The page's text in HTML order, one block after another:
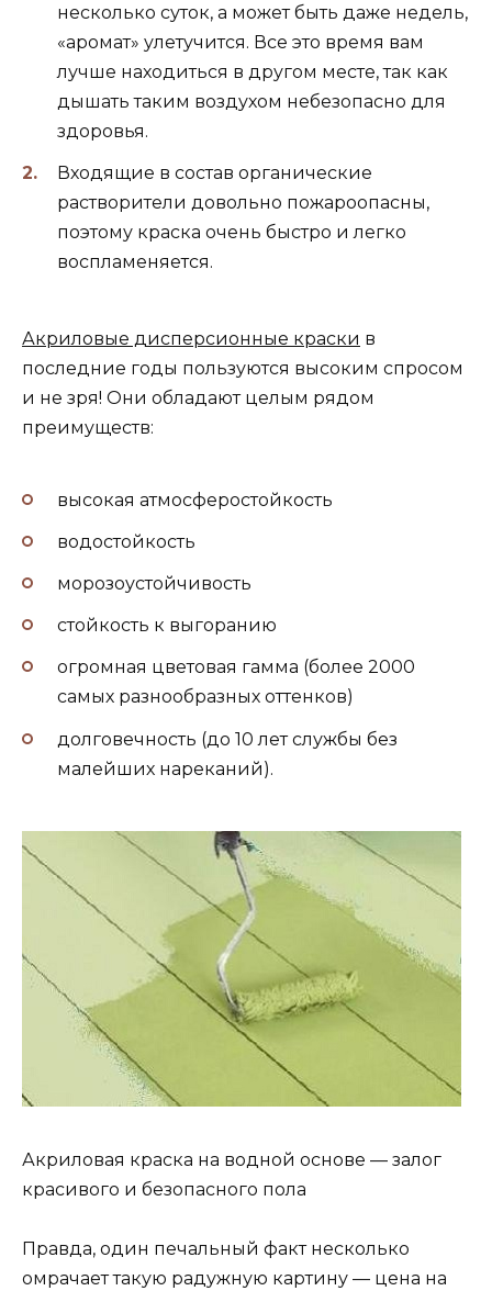
несколько суток, а может быть даже недель,
«аромат» улетучится. Все это время вам
лучше находиться в другом месте, так как
дышать таким воздухом небезопасно для
здоровья.
Входящие в состав органические
растворители довольно пожароопасны,
поэтому краска очень быстро и легко
воспламеняется.
Акриловые дисперсионные краски в
последние годы пользуются высоким спросом
и не зря! Они обладают целым рядом
преимуществ:
высокая атмосферостойкость
водостойкость
морозоустойчивость
стойкость к выгоранию
огромная цветовая гамма (более 2000
самых разнообразных оттенков)
долговечность (до 10 лет службы без
малейших нареканий).
Акриловая краска на водной основе — залог
красивого и безопасного пола
Правда, один печальный факт несколько
омрачает такую радужную картину — цена на